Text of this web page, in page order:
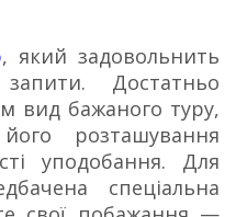
, який задовольнить
Достатньо
вид бажаного туру,
розташування
уподобання. Для
спеціальна